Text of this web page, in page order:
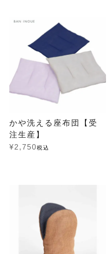
かや洗える座布団【受
注生産】
¥2,750税込